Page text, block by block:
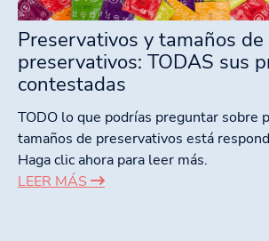
Preservativos y tamaños de
preservativos: TODAS sus
contestadas
TODO lo que podrías preguntar sobre
tamaños de preservativos está
Haga clic ahora para leer más.
LEER MÁS